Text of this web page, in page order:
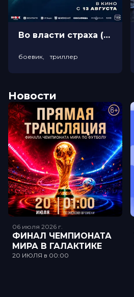
Во власти страха (18+)
боевик, триллер
Новости
06 июля 2026 г.
ФИНАЛ ЧЕМПИОНАТА
МИРА В ГАЛАКТИКЕ
20 ИЮЛЯ в 00:00